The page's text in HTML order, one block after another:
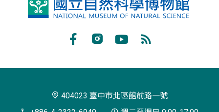
國
閱
404023 臺中市北區館前路一號